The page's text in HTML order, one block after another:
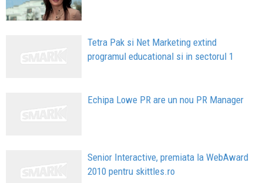
Tetra Pak si Net Marketing extind
programul educational si in sectorul 1
Echipa Lowe PR are un nou PR Manager
Senior Interactive, premiata la WebAward
2010 pentru skittles.ro